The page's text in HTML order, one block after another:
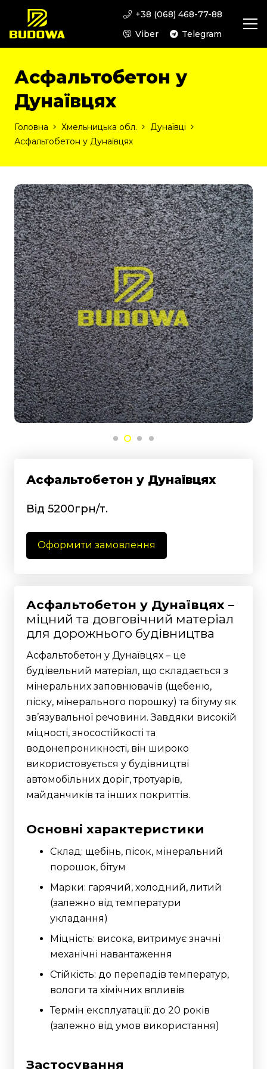
+38 (068) 468-77-88
Viber
Telegram
Асфальтобетон у
Дунаївцях
Головна Хмельницька обл.
Дунаївці
Асфальтобетон у Дунаївцях
Асфальтобетон у Дунаївцях
Від 5200грн/т.
Оформити замовлення
Асфальтобетон у Дунаївцях –
міцний та довговічний матеріал
для дорожнього будівництва
Асфальтобетон у Дунаївцях – це
будівельний матеріал, що складається з
мінеральних заповнювачів (щебеню,
піску, мінерального порошку) та бітуму як
зв’язувальної речовини. Завдяки високій
міцності, зносостійкості та
водонепроникності, він широко
використовується у будівництві
автомобільних доріг, тротуарів,
майданчиків та інших покриттів.
Основні характеристики
Склад: щебінь, пісок, мінеральний
порошок, бітум
Марки: гарячий, холодний, литий
(залежно від температури
укладання)
Міцність: висока, витримує значні
механічні навантаження
Стійкість: до перепадів температур,
вологи та хімічних впливів
Термін експлуатації: до 20 років
(залежно від умов використання)
Застосування